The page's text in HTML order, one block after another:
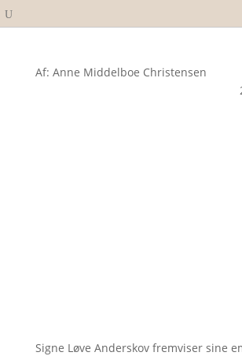
Af: Anne Middelboe Christensen
Signe Løve Anderskov fremviser sine